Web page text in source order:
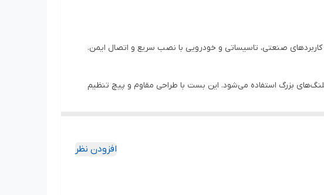
در شیلنگ‌های بزرگ استفاده می‌شود. این بست با طراحی مقاوم و پیچ تنظیم
افزودن نظر